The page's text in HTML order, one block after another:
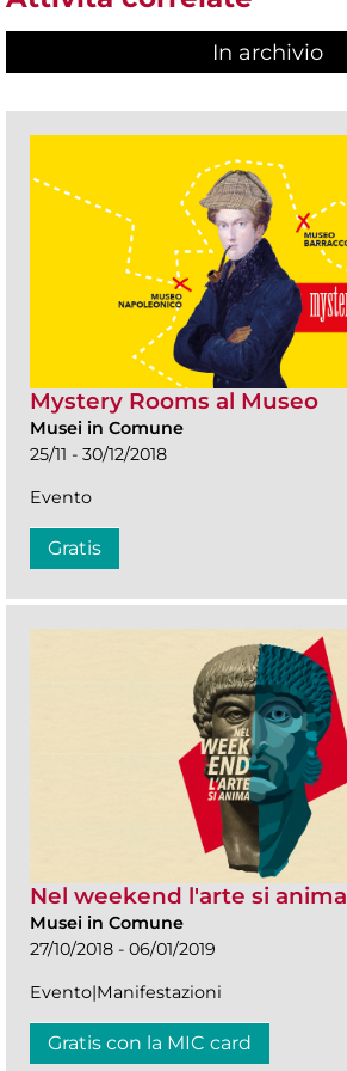
In archivio
Mystery Rooms al Museo
Musei in Comune
25/11 - 30/12/2018
Evento
Gratis
Nel weekend l'arte si anima
Musei in Comune
27/10/2018 - 06/01/2019
Evento|Manifestazioni
Gratis con la MIC card